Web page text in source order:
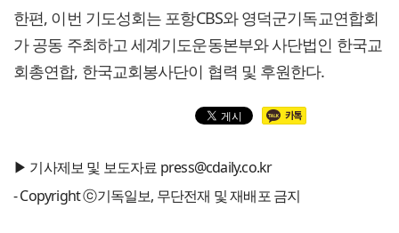
한편, 이번 기도성회는 포항CBS와 영덕군기독교연합회
가 공동 주최하고 세계기도운동본부와 사단법인 한국교
회총연합, 한국교회봉사단이 협력 및 후원한다.
▶ 기사제보 및 보도자료 press@cdaily.co.kr
- Copyright ⓒ기독일보, 무단전재 및 재배포 금지